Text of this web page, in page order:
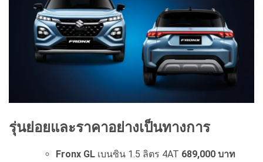
รุ่นย่อยและราคาอย่างเป็นทางการ
Fronx GL เบนซิน 1.5 ลิตร 4AT 689,000 บาท